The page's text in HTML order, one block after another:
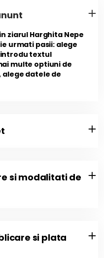
ziarul Harghita Nepe
urmati pasii: alege
textul
multe optiuni de
alege datele de
si modalitati de
si plata